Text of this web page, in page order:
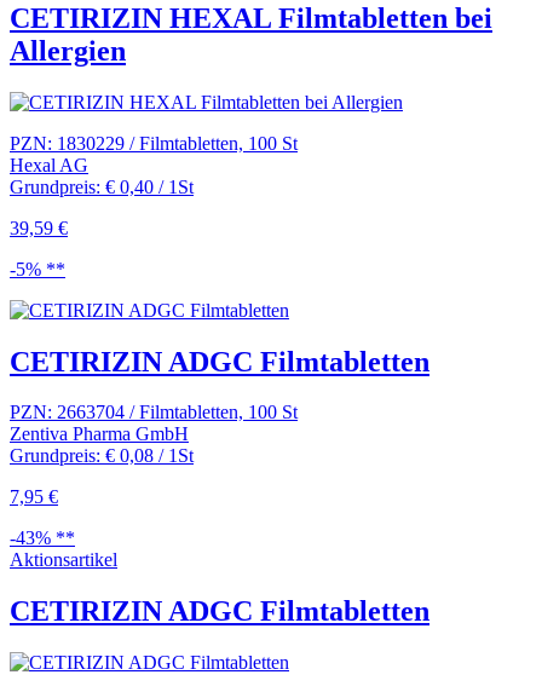
CETIRIZIN HEXAL Filmtabletten bei
Allergien
PZN: 1830229 / Filmtabletten, 100 St
Hexal AG
Grundpreis: € 0,40 / 1St
39,59 €
-5% **
CETIRIZIN ADGC Filmtabletten
PZN: 2663704 / Filmtabletten, 100 St
Zentiva Pharma GmbH
Grundpreis: € 0,08 / 1St
7,95 €
-43% **
Aktionsartikel
CETIRIZIN ADGC Filmtabletten